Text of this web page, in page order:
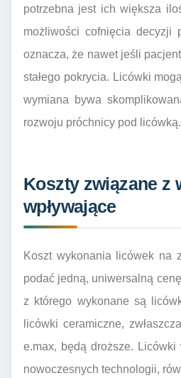
potrzebna jest ich większa
możliwości cofnięcia decyzji
oznacza, że nawet jeśli
stałego pokrycia. Licówki
wymiana bywa
rozwoju próchnicy pod licówką.
Koszty związane z
wpływające
Koszt wykonania licówek na
podać jedną, uniwersalną
z którego wykonane są
licówki ceramiczne,
e.max, będą droższe.
nowoczesnych technologii,